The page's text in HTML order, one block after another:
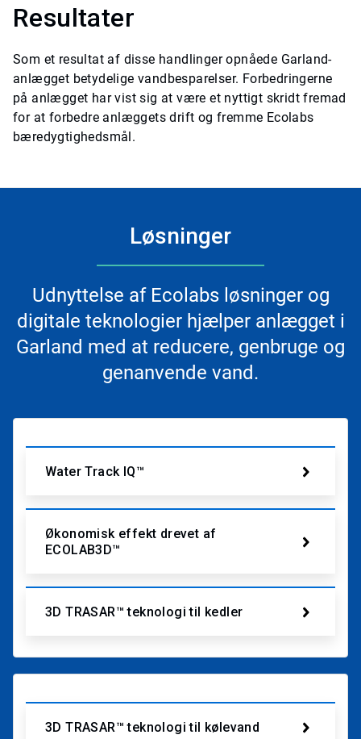
Resultater
Som et resultat af disse handlinger opnåede Garland-
anlægget betydelige vandbesparelser. Forbedringerne
på anlægget har vist sig at være et nyttigt skridt fremad
for at forbedre anlæggets drift og fremme Ecolabs
bæredygtighedsmål.
Løsninger
Udnyttelse af Ecolabs løsninger og
digitale teknologier hjælper anlægget i
Garland med at reducere, genbruge og
genanvende vand.
Water Track IQ™
Økonomisk effekt drevet af
ECOLAB3D™
3D TRASAR™ teknologi til kedler
3D TRASAR™ teknologi til kølevand